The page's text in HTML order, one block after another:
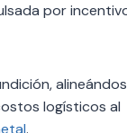
por
logísticos al
.